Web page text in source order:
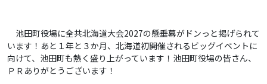
池田町役場に全共北海道大会2027の懸垂幕がドンっと掲げられて
います！あと１年と３か月、北海道初開催されるビッグイベントに
向けて、池田町も熱く盛り上がっています！池田町役場の皆さん、
ＰＲありがとうございます！